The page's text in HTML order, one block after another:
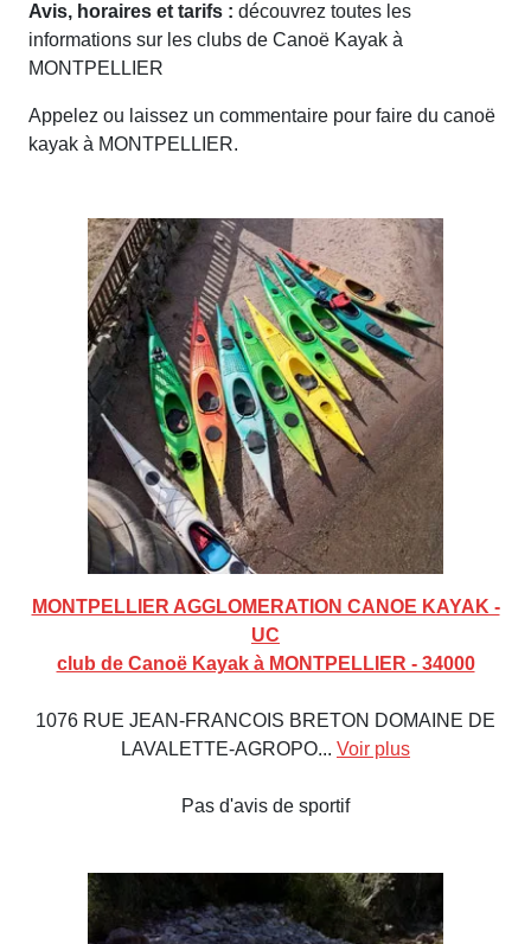
Avis, horaires et tarifs : découvrez toutes les
informations sur les clubs de Canoë Kayak à
MONTPELLIER
Appelez ou laissez un commentaire pour faire du canoë
kayak à MONTPELLIER.
MONTPELLIER AGGLOMERATION CANOE KAYAK -
UC
club de Canoë Kayak à MONTPELLIER - 34000
1076 RUE JEAN-FRANCOIS BRETON DOMAINE DE
LAVALETTE-AGROPO... Voir plus
Pas d'avis de sportif